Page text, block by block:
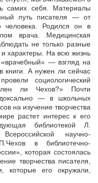
самих себя. Материалы
путь писателя — от
человека. Родился он в
врача. Медицинская
не только разные
характеры. На всю жизнь
— взгляд на
А нужен ли сейчас
социологический
ли Чехов?» Почти
— в школьных
на изучение творчества
растет интерес к его
библиотекой Л.
научно-
в библиотечно-
которая состоялась
творчества писателя,
которые его окружали,